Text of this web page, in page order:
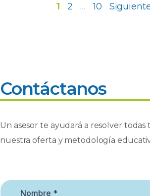
Página
1 Página
2 … Página
10
Contáctanos
Un asesor te ayudará a resolver todas
nuestra oferta y metodología